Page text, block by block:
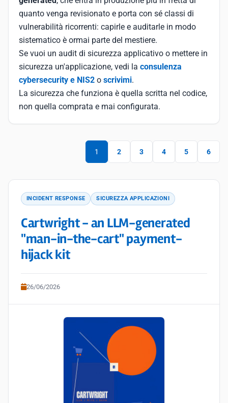
quanto venga revisionato e porta con sé classi di
vulnerabilità ricorrenti: capirle e auditarle in modo
sistematico è ormai parte del mestiere.
Se vuoi un audit di sicurezza applicativo o mettere in
sicurezza un'applicazione, vedi la consulenza
cybersecurity e NIS2 o scrivimi.
La sicurezza che funziona è quella scritta nel codice,
non quella comprata e mai configurata.
1 2 3 4 5 6
INCIDENT RESPONSE SICUREZZA APPLICAZIONI
Cartwright - an LLM-generated
"man-in-the-cart" payment-
hijack kit
26/06/2026